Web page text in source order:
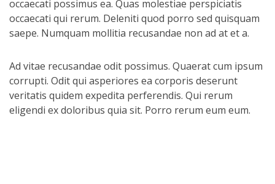
occaecati possimus ea. Quas molestiae perspiciatis
occaecati qui rerum. Deleniti quod porro sed quisquam
saepe. Numquam mollitia recusandae non ad at et a.
Ad vitae recusandae odit possimus. Quaerat cum ipsum
corrupti. Odit qui asperiores ea corporis deserunt
veritatis quidem expedita perferendis. Qui rerum
eligendi ex doloribus quia sit. Porro rerum eum eum.